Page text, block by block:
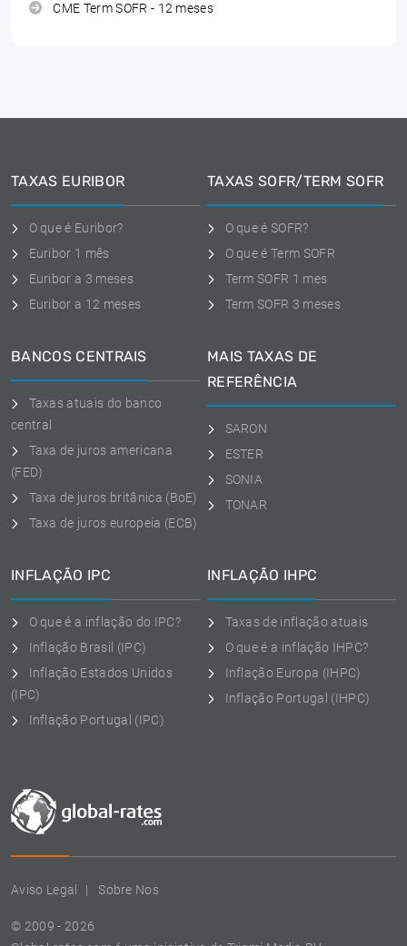
CME Term SOFR - 12 meses
Aviso Legal Sobre Nos
© 2009 - 2026
TAXAS EURIBOR
O que é Euribor?
Euribor 1 mês
Euribor a 3 meses
Euribor a 12 meses
TAXAS SOFR/TERM SOFR
O que é SOFR?
O que é Term SOFR
Term SOFR 1 mes
Term SOFR 3 meses
BANCOS CENTRAIS
Taxas atuais do banco
central
Taxa de juros americana
(FED)
Taxa de juros britânica (BoE)
Taxa de juros europeia (ECB)
MAIS TAXAS DE
REFERÊNCIA
SARON
ESTER
SONIA
TONAR
INFLAÇÃO IPC
O que é a inflação do IPC?
Inflação Brasil (IPC)
Inflação Estados Unidos
(IPC)
Inflação Portugal (IPC)
INFLAÇÃO IHPC
Taxas de inflação atuais
O que é a inflação IHPC?
Inflação Europa (IHPC)
Inflação Portugal (IHPC)